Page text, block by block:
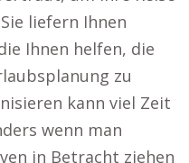
liefern Ihnen
Ihnen helfen, die
zu
kann viel Zeit
wenn man
in Betracht ziehen